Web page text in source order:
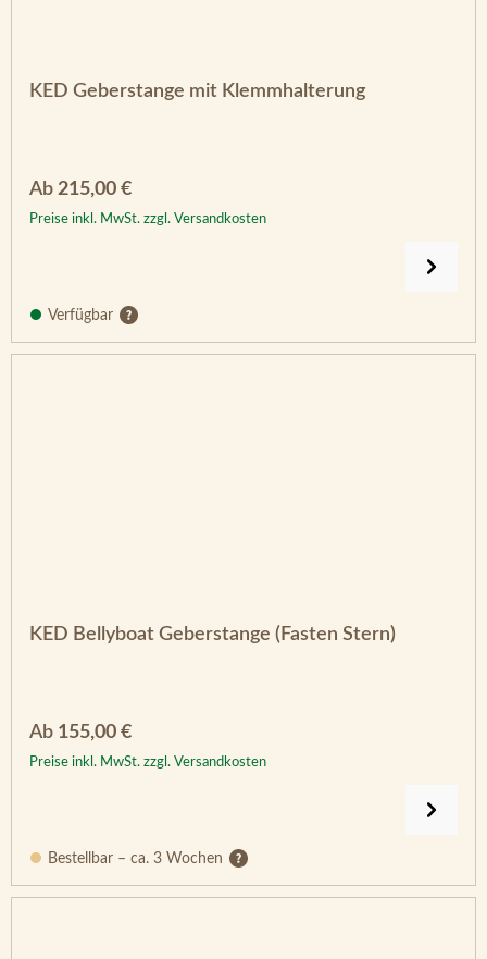
KED Geberstange mit Klemmhalterung
Regulärer Preis:
Ab 215,00 €
Preise inkl. MwSt. zzgl. Versandkosten
Verfügbar
KED Bellyboat Geberstange (Fasten Stern)
Regulärer Preis:
Ab 155,00 €
Preise inkl. MwSt. zzgl. Versandkosten
Bestellbar – ca. 3 Wochen